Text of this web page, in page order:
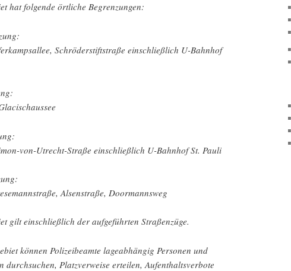
hat folgende örtliche Begrenzungen:
Schröderstiftstraße einschließlich U-Bahnhof
von-Utrecht-Straße einschließlich U-Bahnhof St. Pauli
Alsenstraße, Doormannsweg
gilt einschließlich der aufgeführten Straßenzüge.
können Polizeibeamte lageabhängig Personen und
durchsuchen, Platzverweise erteilen, Aufenthaltsverbote